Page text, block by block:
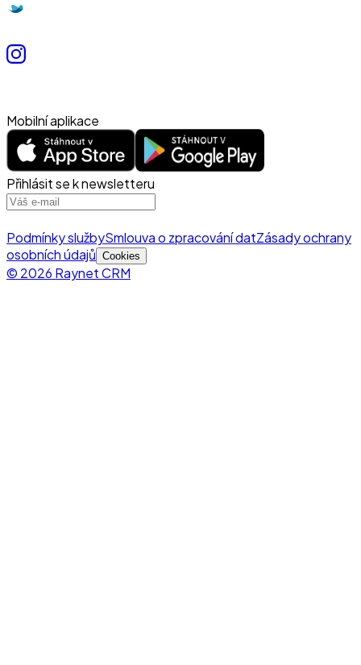
Mobilní aplikace
Přihlásit se k newsletteru
Podmínky službySmlouva o zpracování datZásady ochrany
osobních údajů Cookies
© 2026 Raynet CRM